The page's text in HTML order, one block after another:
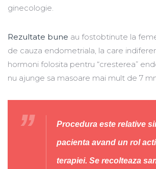
ginecologie.
Rezultate bune au fostobtinute la
de cauza endometriala, la care
hormoni folosita pentru “cresterea”
nu ajunge sa masoare mai mult de 7
Procedura este relative
pacienta avand un rol
terapiei. Se recolteaza